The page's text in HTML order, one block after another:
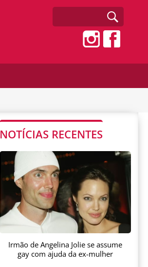
NOTÍCIAS RECENTES
Irmão de Angelina Jolie se assume
gay com ajuda da ex-mulher